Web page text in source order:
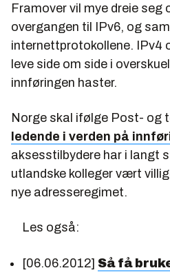
Framover vil mye dreie seg
overgangen til IPv6, og
internettprotokollene. IPv4
leve side om side i
innføringen haster.
Norge skal ifølge Post- og
ledende i verden på
aksesstilbydere har i langt
utlandske kolleger vært
nye adresseregimet.
Les også:
[06.06.2012] Så få